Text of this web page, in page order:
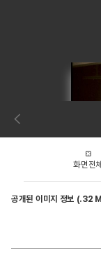
화면전
공개된 이미지 정보 (.32